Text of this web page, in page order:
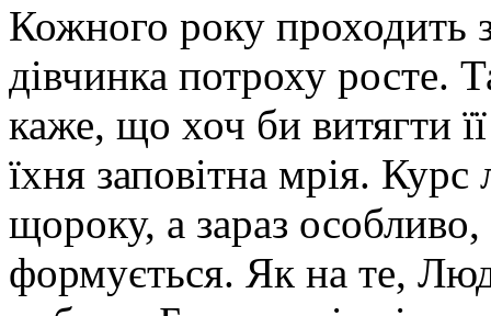
Кожного року проходить
дівчинка потроху росте.
каже, що хоч би витягти
їхня заповітна мрія.
щороку, а зараз особливо,
формується. Як на те,